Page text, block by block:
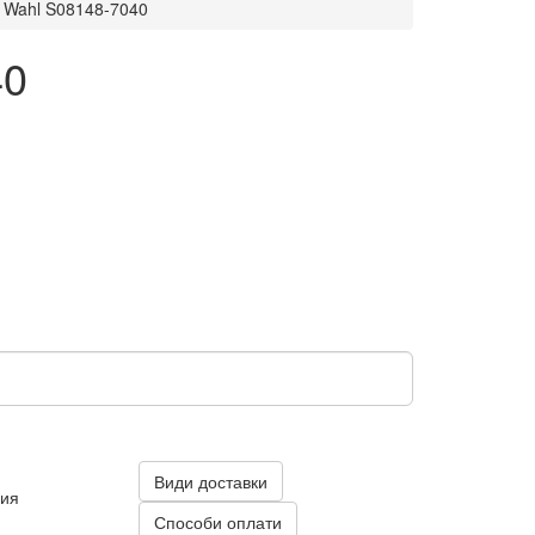
S08148-7040
Види доставки
Способи оплати